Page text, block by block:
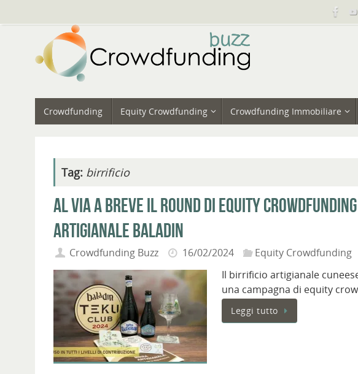
al
contenuto
Crowdfunding Equity Crowdfunding Crowdfunding Immobiliare
Tag: birrificio
Al via a breve il round di equity
artigianale Baladin
Crowdfunding Buzz 16/02/2024
Equity Crowdfunding
Il birrificio artigianale
una campagna di equity
Leggi tutto